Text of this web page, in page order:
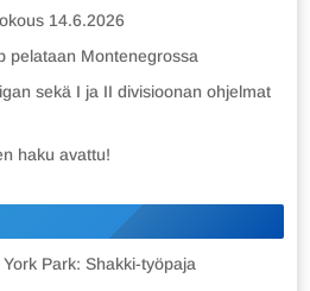
14.6.2026
pelataan Montenegrossa
sekä I ja II divisioonan ohjelmat
haku avattu!
Park: Shakki-työpaja